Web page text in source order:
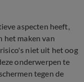
aspecten heeft,
het maken van
niet uit het oog
onderwerpen te
tegen de